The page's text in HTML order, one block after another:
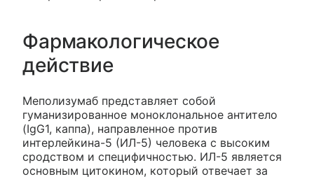
Фармакологическое
действие
Меполизумаб представляет собой
гуманизированное моноклональное антитело
(IgG1, каппа), направленное против
интерлейкина-5 (ИЛ-5) человека с высоким
сродством и специфичностью. ИЛ-5 является
основным цитокином, который отвечает за